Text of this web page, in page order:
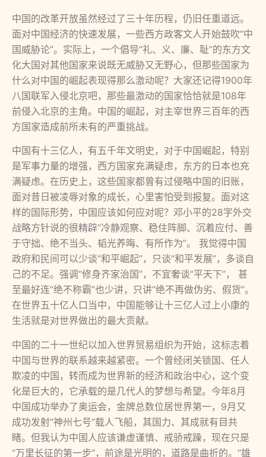
中国的改革开放虽然经过了三十年历程，仍旧任重道远。
面对中国经济的快速发展，一些西方政客文人开始鼓吹“中
国威胁论”。实际上，一个倡导“礼、义、廉、耻”的东方文
化大国对其他国家来说既无威胁又无野心，但那些国家为
什么对中国的崛起表现得那么激动呢？大家还记得1900年
八国联军入侵北京吧，那些最激动的国家恰恰就是108年
前侵入北京的主角。中国的崛起，对主宰世界三百年的西
方国家造成前所未有的严重挑战。
中国有十三亿人，有五千年文明史，对于中国崛起，特别
是军事力量的增强，西方国家充满疑虑，东方的日本也充
满疑虑。在历史上，这些国家都曾有过侵略中国的旧账，
面对昔日被凌辱对象的成长，心里害怕受到报复。面对这
样的国际形势，中国应该如何应对呢？邓小平的28字外交
战略方针说的很精辟“冷静观察、稳住阵脚、沉着应付、善
于守拙、绝不当头、韬光养晦、有所作为”。 我觉得中国
政府和民间可以少谈“和平崛起”，只谈“和平发展”，多谈自
己的不足。强调“修身齐家治国”，不宜奢谈“平天下”， 甚
至最好连“绝不称霸”也少讲，只讲“绝不再做伪劣、假货”。
在世界五十亿人口当中，中国能够让十三亿人过上小康的
生活就是对世界做出的最大贡献。
中国的二十一世纪以加入世界贸易组织为开始，这标志着
中国与世界的联系越来越紧密。一个曾经闭关锁国、任人
欺凌的中国，转而成为世界新的经济和政治中心，这个变
化是巨大的，它承载的是几代人的梦想与希望。今年8月
中国成功举办了奥运会，金牌总数位居世界第一，9月又
成功发射“神州七号”载人飞船，其国力、其成就有目共
睹。但我认为中国人应该谦虚谨慎、戒骄戒躁，现在只是
“万里长征的第一步”，前途是光明的，道路是曲折的。“雄